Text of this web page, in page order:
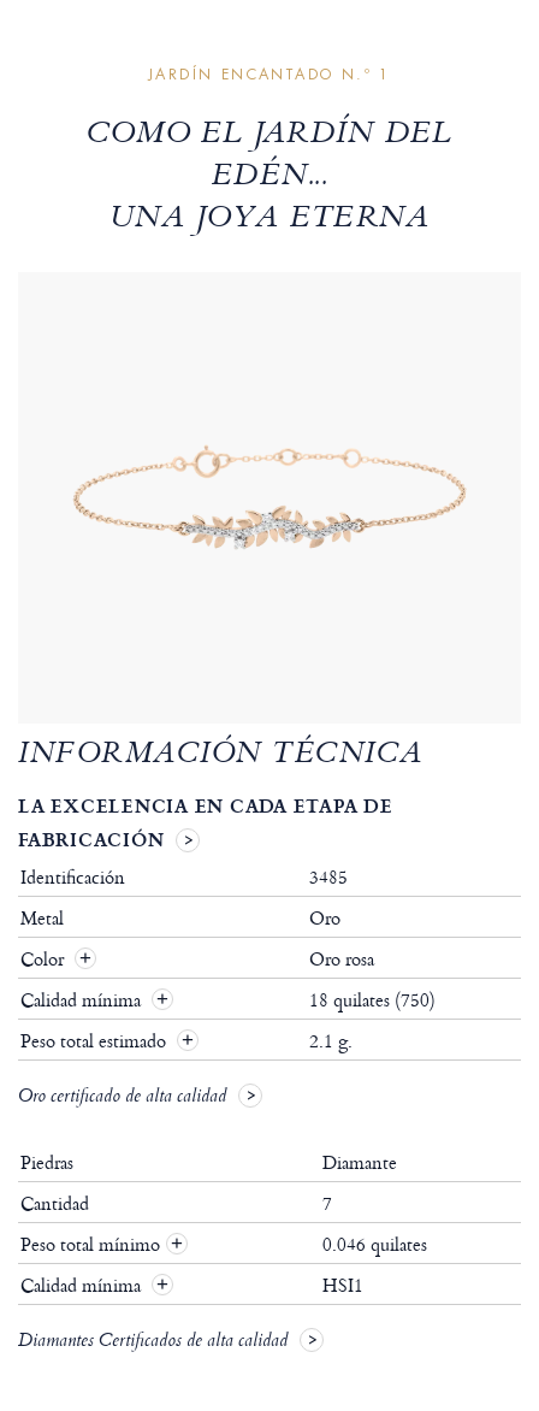
JARDÍN ENCANTADO N.º 1
COMO EL JARDÍN DEL
EDÉN...
UNA JOYA ETERNA
INFORMACIÓN TÉCNICA
LA EXCELENCIA EN CADA ETAPA DE
FABRICACIÓN
Identificación
3485
Metal
Oro
Color
Oro rosa
Calidad mínima
18 quilates (750)
Peso total estimado
2.1 g.
Oro certificado de alta calidad
Piedras
Diamante
Cantidad
7
Peso total mínimo +
0.046 quilates
Calidad mínima + HSI1
Diamantes Certificados de alta calidad